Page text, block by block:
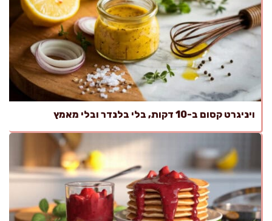
ויניגרט קסום ב-10 דקות, בלי בלנדר ובלי מאמץ